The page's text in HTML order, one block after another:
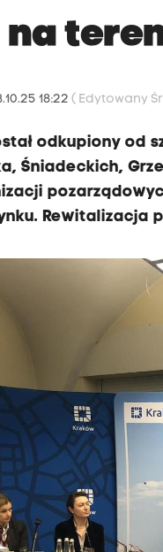
18:22( Edytowany
odkupiony od
Śniadeckich,
Rewitalizacja